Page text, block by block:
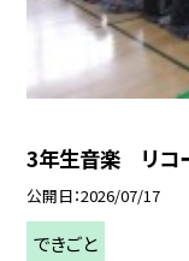
3年生音楽 リコ
公開日 2026/07/17
できごと